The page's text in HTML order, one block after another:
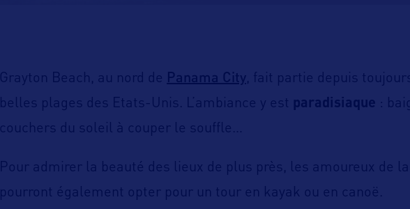
Grayton Beach, au nord de Panama City, fait partie depuis
belles plages des Etats-Unis. L’ambiance y est paradisiaque :
couchers du soleil à couper le souffle…
Pour admirer la beauté des lieux de plus près, les amoureux de
pourront également opter pour un tour en kayak ou en canoë.